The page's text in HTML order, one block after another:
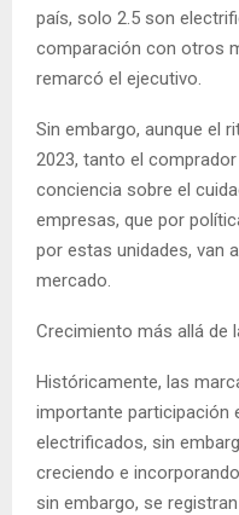
país, solo 2.5 son
comparación con otros
remarcó el ejecutivo.
Sin embargo, aunque el
2023, tanto el
conciencia sobre el
empresas, que por
por estas unidades, van
mercado.
Crecimiento más allá de
Históricamente, las
importante participación
electrificados, sin
creciendo e
sin embargo, se